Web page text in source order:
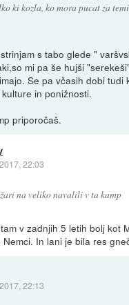
ki kozla, ko mora pucat za
s tabo glede "
mi pa še hujši
Se pa včasih dobi tudi
in ponižnosti.
priporočaš.
22:03
na veliko navalili v ta kamp
v zadnjih 5 letih bolj kot
In lani je bila res
22:13